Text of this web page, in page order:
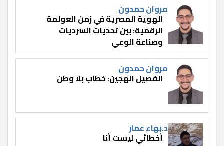
مروان حمدون
الهوية المصرية في زمن العولمة
الرقمية: بين تحديات السرديات
وصناعة الوعي
مروان حمدون
الفصيل الهجين: خطاب بلا وطن
د.بهاء عمار
أخطائي ليست أنا